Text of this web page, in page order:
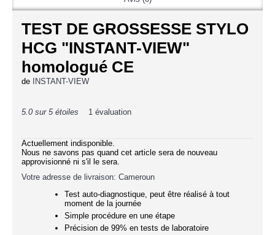
TEST DE GROSSESSE STYLO
HCG "INSTANT-VIEW"
homologué CE
de INSTANT-VIEW
5.0 sur 5 étoiles 1 évaluation
Actuellement indisponible.
Nous ne savons pas quand cet article sera de nouveau
approvisionné ni s'il le sera.
Votre adresse de livraison: Cameroun
Test auto-diagnostique, peut être réalisé à tout
moment de la journée
Simple procédure en une étape
Précision de 99% en tests de laboratoire